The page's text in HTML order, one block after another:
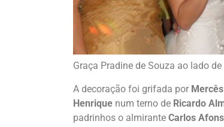
Graça Pradine de Souza ao lado
A decoração foi grifada por
Henrique num terno de Ricardo
padrinhos o almirante Carlos